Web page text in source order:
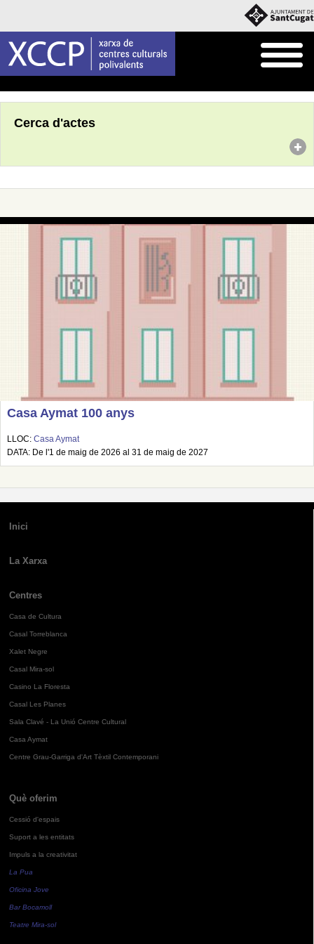
Cerca d'actes
Casa Aymat 100 anys
LLOC: Casa Aymat
DATA: De l'1 de maig de 2026 al 31 de maig de 2027
Inici
La Xarxa
Centres
Casa de Cultura
Casal Torreblanca
Xalet Negre
Casal Mira-sol
Casino La Floresta
Casal Les Planes
Sala Clavé - La Unió Centre Cultural
Casa Aymat
Centre Grau-Garriga d'Art Tèxtil Contemporani
Què oferim
Cessió d'espais
Suport a les entitats
Impuls a la creativitat
La Pua
Oficina Jove
Bar Bocamoll
Teatre Mira-sol